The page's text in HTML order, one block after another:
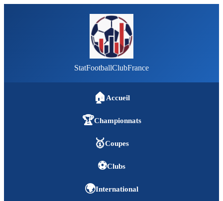
StatFootballClubFrance
🏠 Accueil
🏆Championnats
🥇Coupes
⚽Clubs
🌍International